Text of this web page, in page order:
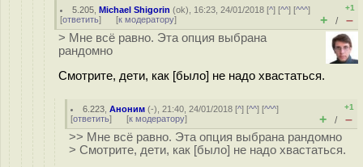
5.205 ,Michael Shigorin (ok), 16:23, 24/01/2018 [^] [^^] [^^^]
[ответить] [к модератору]
+1
+ / –
> Мне всё равно. Эта опция выбрана
рандомно
Смотрите, дети, как [было] не надо хвастаться.
6.223 ,Аноним (-), 21:40, 24/01/2018 [^] [^^] [^^^]
[ответить] [к модератору]
+1
+ / –
>> Мне всё равно. Эта опция выбрана рандомно
> Смотрите, дети, как [было] не надо хвастаться.